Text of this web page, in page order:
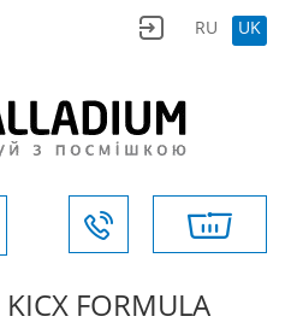
RU UK
KICX FORMULA